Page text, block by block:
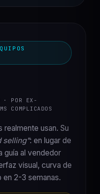
· POR EX-
COMPLICADOS
usan. Su
selling": en lugar de
guía al vendedor
visual, curva de
en 2-3 semanas.